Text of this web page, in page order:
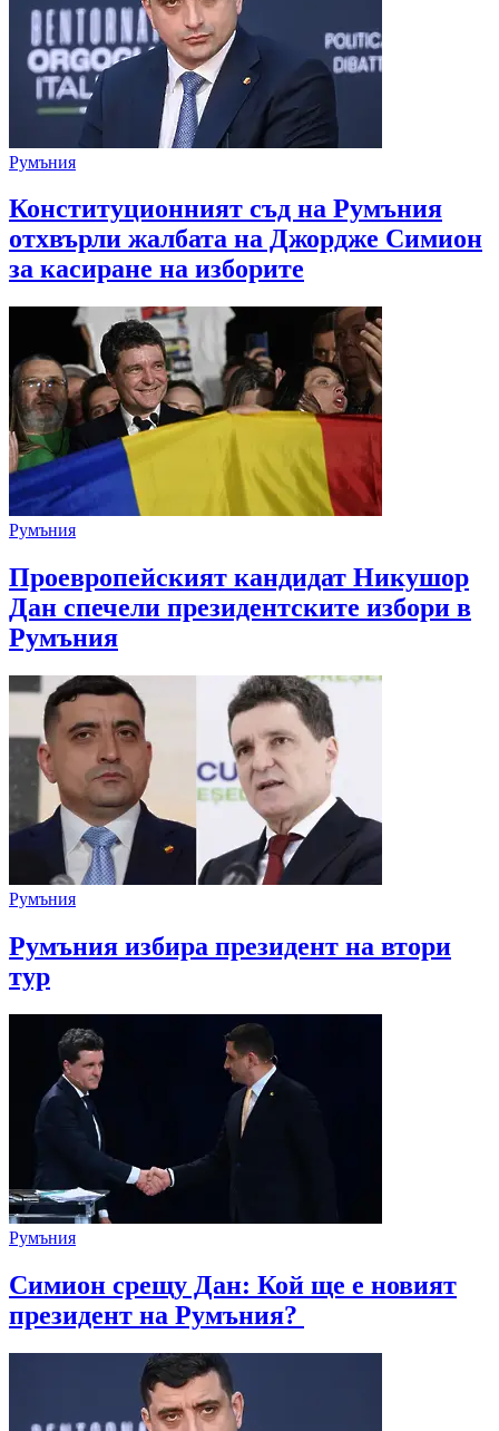
Румъния
Конституционният съд на Румъния
отхвърли жалбата на Джордже Симион
за касиране на изборите
Румъния
Проевропейският кандидат Никушор
Дан спечели президентските избори в
Румъния
Румъния
Румъния избира президент на втори
тур
Румъния
Симион срещу Дан: Кой ще е новият
президент на Румъния?